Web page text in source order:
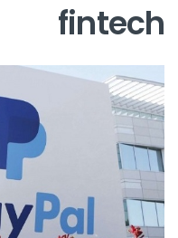
fintech